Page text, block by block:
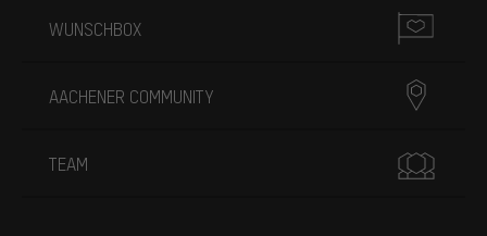
WUNSCHBOX
AACHENER COMMUNITY
TEAM